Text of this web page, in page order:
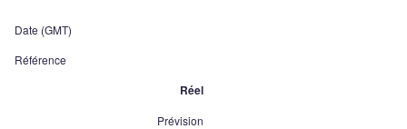
Date (GMT)
Référence
Réel
Prévision